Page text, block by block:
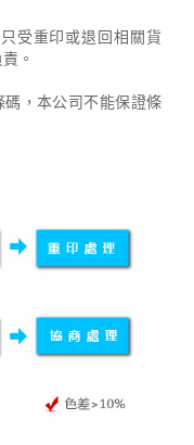
受重印或退回相關貨
。
碼，本公司不能保證條